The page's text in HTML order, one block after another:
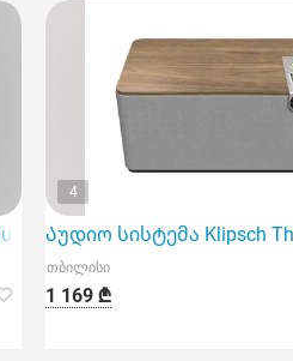
Matt Black
4
Აუდიო სისტემა Klipsch
თბილისი
1 169 ₾